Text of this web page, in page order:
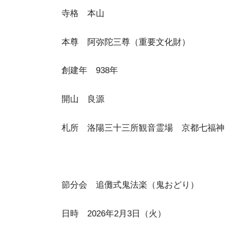
寺格 本山
本尊 阿弥陀三尊（重要文化財）
創建年 938年
開山 良源
札所 洛陽三十三所観音霊場 京都七福神
節分会 追儺式鬼法楽（鬼おどり）
日時 2026年2月3日（火）